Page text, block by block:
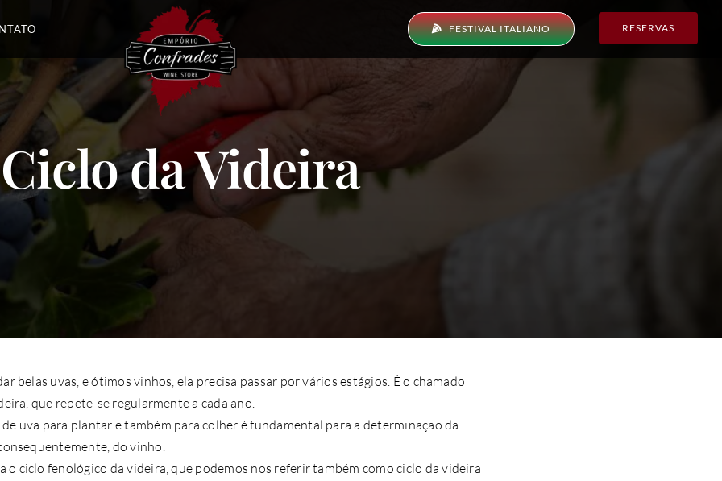
FESTIVAL ITALIANO RESERVAS
Ciclo da Videira
belas uvas, e ótimos vinhos, ela precisa passar por vários estágios. É o chamado
que repete-se regularmente a cada ano.
uva para plantar e também para colher é fundamental para a determinação da
do vinho.
o ciclo fenológico da videira, que podemos nos referir também como ciclo da videira